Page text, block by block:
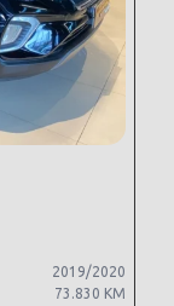
2019/2020
73.830 KM